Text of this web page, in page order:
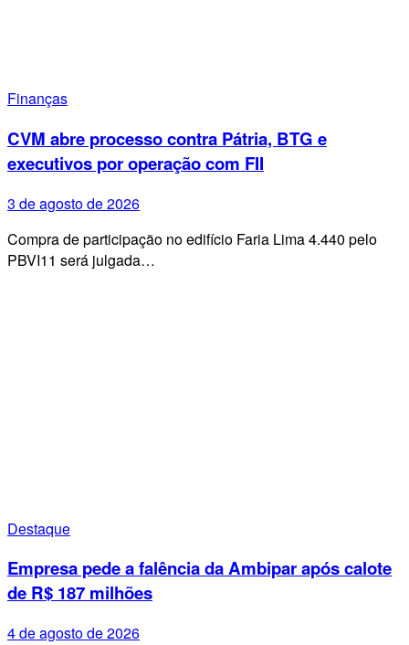
Finanças
CVM abre processo contra Pátria, BTG e
executivos por operação com FII
3 de agosto de 2026
Compra de participação no edifício Faria Lima 4.440 pelo
PBVI11 será julgada…
Destaque
Empresa pede a falência da Ambipar após calote
de R$ 187 milhões
4 de agosto de 2026